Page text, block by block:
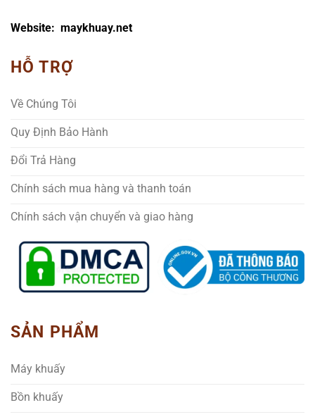
Website: maykhuay.net
HỖ TRỢ
Về Chúng Tôi
Quy Định Bảo Hành
Đổi Trả Hàng
Chính sách mua hàng và thanh toán
Chính sách vận chuyển và giao hàng
SẢN PHẨM
Máy khuấy
Bồn khuấy